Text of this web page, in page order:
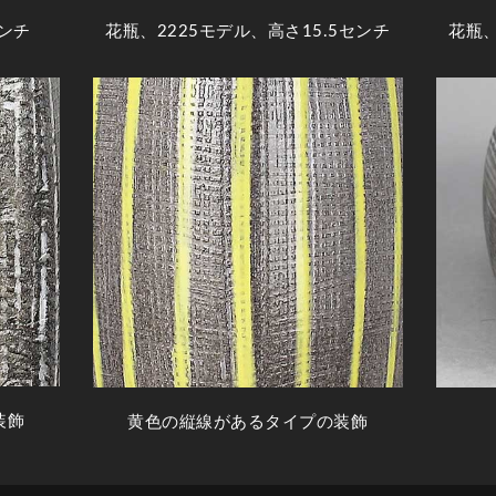
チ 花瓶、2225モデル、高さ15.5センチ 花瓶
飾 黄色の縦線があるタイプの装飾